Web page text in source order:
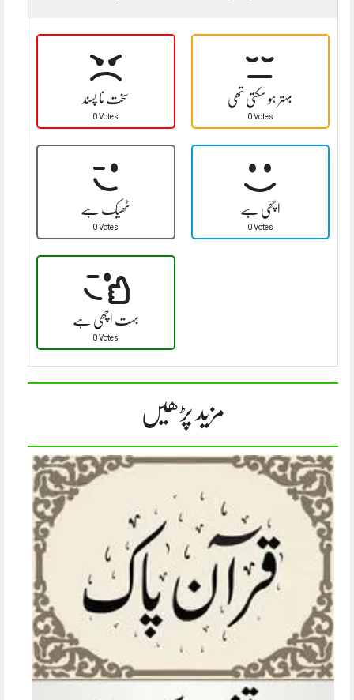
سخت نا پسند
0 Votes
بہتر ہو سکتی تھی
0 Votes
ٹھیک ہے
0 Votes
اچھی ہے
0 Votes
بہت اچھی ہے
0 Votes
مزید پڑھیں